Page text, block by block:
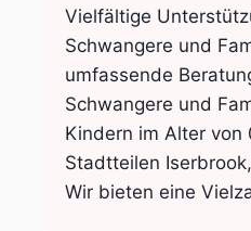
Vielfältige
Schwangere und
umfassende
Schwangere und
Kindern im Alter
Stadtteilen
Wir bieten eine